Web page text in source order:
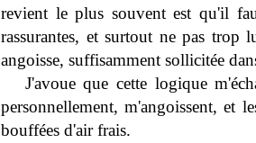
revient le plus souvent est qu'il
rassurantes, et surtout ne pas trop
angoisse, suffisamment sollicitée
J'avoue que cette logique
personnellement, m'angoissent, et
bouffées d'air frais.